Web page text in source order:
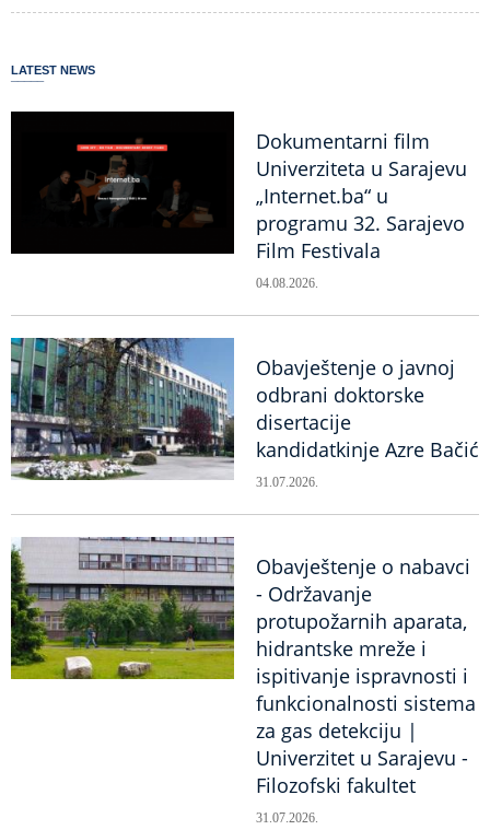
LATEST NEWS
Dokumentarni film
Univerziteta u Sarajevu
„Internet.ba“ u
programu 32. Sarajevo
Film Festivala
04.08.2026.
Obavještenje o javnoj
odbrani doktorske
disertacije
kandidatkinje Azre Bačić
31.07.2026.
Obavještenje o nabavci
- Održavanje
protupožarnih aparata,
hidrantske mreže i
ispitivanje ispravnosti i
funkcionalnosti sistema
za gas detekciju |
Univerzitet u Sarajevu -
Filozofski fakultet
31.07.2026.